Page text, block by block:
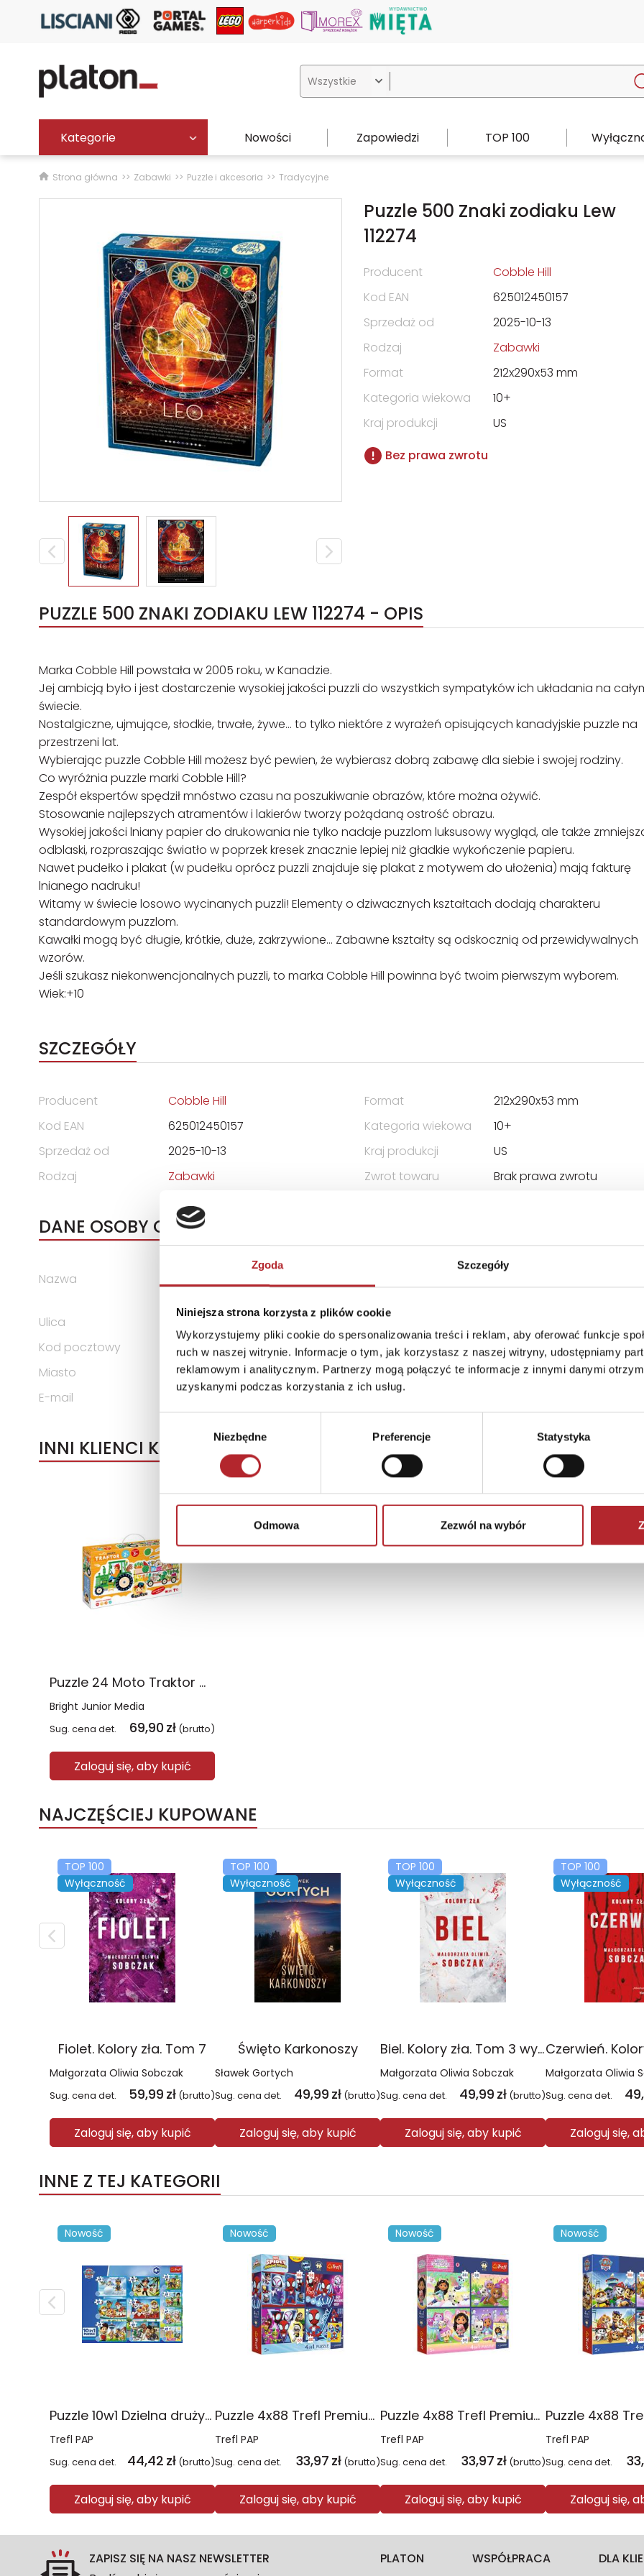
Zgoda Szczegóły
Niniejsza strona korzysta z plików cookie
Wykorzystujemy pliki cookie do spersonalizowania treści i reklam, aby oferować funkcje
ruch w naszej witrynie. Informacje o tym, jak korzystasz z naszej witryny, udostępniamy
reklamowym i analitycznym. Partnerzy mogą połączyć te informacje z innymi danymi
uzyskanymi podczas korzystania z ich usług.
Niezbędne Preferencje Statystyka
Odmowa Zezwól na wybór

Kategorie Nowości Zapowiedzi TOP 100
Strona główna Zabawki Puzzle i akcesoria Tradycyjne
Puzzle 500 Znaki zodiaku Lew
112274
Producent
Cobble Hill
Kod EAN
625012450157
Sprzedaż od
2025-10-13
Rodzaj
Zabawki
Format
212x290x53 mm
Kategoria wiekowa
10+
Kraj produkcji
US
Bez prawa zwrotu
PUZZLE 500 ZNAKI ZODIAKU LEW 112274 - OPIS
Marka Cobble Hill powstała w 2005 roku, w Kanadzie.
Jej ambicją było i jest dostarczenie wysokiej jakości puzzli do wszystkich sympatyków ich układania na
świecie.
Nostalgiczne, ujmujące, słodkie, trwałe, żywe… to tylko niektóre z wyrażeń opisujących kanadyjskie puzzle na
przestrzeni lat.
Wybierając puzzle Cobble Hill możesz być pewien, że wybierasz dobrą zabawę dla siebie i swojej rodziny.
Co wyróżnia puzzle marki Cobble Hill?
Zespół ekspertów spędził mnóstwo czasu na poszukiwanie obrazów, które można ożywić.
Stosowanie najlepszych atramentów i lakierów tworzy pożądaną ostrość obrazu.
Wysokiej jakości lniany papier do drukowania nie tylko nadaje puzzlom luksusowy wygląd, ale także
odblaski, rozpraszając światło w poprzek kresek znacznie lepiej niż gładkie wykończenie papieru.
Nawet pudełko i plakat (w pudełku oprócz puzzli znajduje się plakat z motywem do ułożenia) mają fakturę
lnianego nadruku!
Witamy w świecie losowo wycinanych puzzli! Elementy o dziwacznych kształtach dodają charakteru
standardowym puzzlom.
Kawałki mogą być długie, krótkie, duże, zakrzywione… Zabawne kształty są odskocznią od przewidywalnych
wzorów.
Jeśli szukasz niekonwencjonalnych puzzli, to marka Cobble Hill powinna być twoim pierwszym wyborem.
Wiek:+10
SZCZEGÓŁY
Producent
Cobble Hill
Kod EAN
625012450157
Sprzedaż od
2025-10-13
Rodzaj
Zabawki
Format
212x290x53 mm
Kategoria wiekowa
10+
Kraj produkcji
US
Zwrot towaru
Brak prawa zwrotu
DANE OSOBY ODPOWIEDZIALNEJ
Nazwa
Ulica
ul. Spółdzielców 18A
Kod pocztowy
62-510
Miasto
Konin
E-mail
g3@g3poland.com
INNI KLIENCI KUPOWALI
Puzzle 24 Moto Traktor CzuCzu
Bright Junior Media
Sug. cena det. 69,90 zł (brutto)
Zaloguj się, aby kupić
NAJCZĘŚCIEJ KUPOWANE
TOP 100
Wyłączność
Fiolet. Kolory zła. Tom 7
Małgorzata Oliwia Sobczak
Sug. cena det. 59,99 zł (brutto)
Zaloguj się, aby kupić
TOP 100
Wyłączność
Święto Karkonoszy
Sławek Gortych
Sug. cena det. 49,99 zł (brutto)
Zaloguj się, aby kupić
TOP 100
Wyłączność
Biel. Kolory zła. Tom 3 wyd. 2025
Małgorzata Oliwia Sobczak
Sug. cena det. 49,99 zł (brutto)
Zaloguj się, aby kupić
TOP 100
Wyłączność
Małgorzata Oliwia
Sug. cena det.
Zaloguj się,
INNE Z TEJ KATEGORII
Nowość
Puzzle 10w1 Dzielna drużyna Psiego Patrolu 96012
Trefl PAP
Sug. cena det. 44,42 zł (brutto)
Zaloguj się, aby kupić
Nowość
Puzzle 4x88 Trefl Premium Plus Kids Pajęczy dzień Spidey 34696
Trefl PAP
Sug. cena det. 33,97 zł (brutto)
Zaloguj się, aby kupić
Nowość
Puzzle 4x88 Trefl Premium Plus Kids Kocie harce Koci Domek Gabi 34694
Trefl PAP
Sug. cena det. 33,97 zł (brutto)
Zaloguj się, aby kupić
Nowość
Trefl PAP
Sug. cena det.
Zaloguj się,
ZAPISZ SIĘ NA NASZ NEWSLETTER
PLATON WSPÓŁPRACA DLA